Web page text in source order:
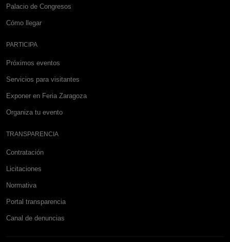
Palacio de Congresos
Cómo llegar
PARTICIPA
Próximos eventos
Servicios para visitantes
Exponer en Feria Zaragoza
Organiza tu evento
TRANSPARENCIA
Contratación
Licitaciones
Normativa
Portal transparencia
Canal de denuncias